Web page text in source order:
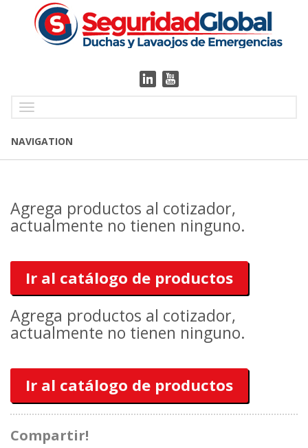
NAVIGATION
Agrega productos al cotizador,
actualmente no tienen ninguno.
Ir al catálogo de productos
Agrega productos al cotizador,
actualmente no tienen ninguno.
Ir al catálogo de productos
Compartir!